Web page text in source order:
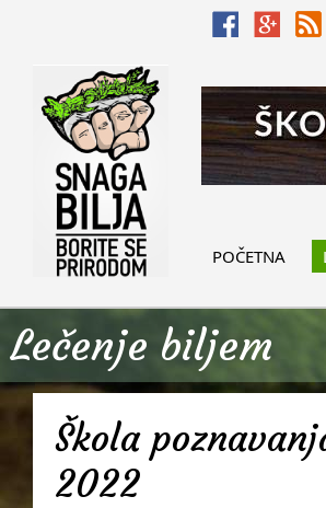
POČETNA
Lečenje biljem
Škola
2022